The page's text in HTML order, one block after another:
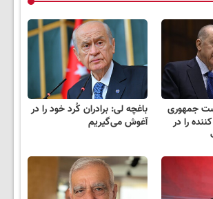
جمهوری
را در
باغچه لی: برادران کُرد خود را در
آغوش می‌گیریم